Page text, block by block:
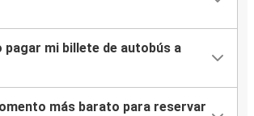
pagar mi billete de autobús a
más barato para reservar